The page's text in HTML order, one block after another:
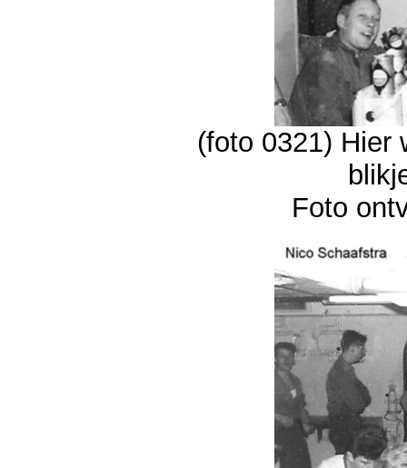
(foto 0321) Hier
Foto